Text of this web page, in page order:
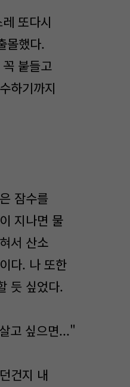
또다시
몰했다.
붙들고
하기까지
잠수를
지나면 물
서 산소
다. 나 또한
듯 싶었다.
고 싶으면..."
건지 내